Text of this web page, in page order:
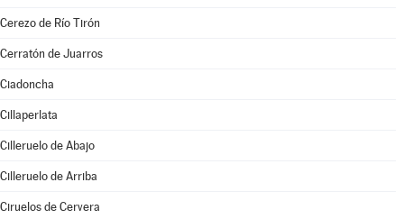
Cerezo de Río Tirón
Cerratón de Juarros
Ciadoncha
Cillaperlata
Cilleruelo de Abajo
Cilleruelo de Arriba
Ciruelos de Cervera